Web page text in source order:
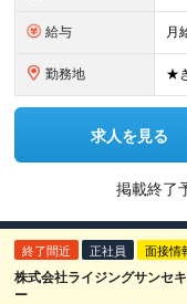
給与
勤務地
求人を見る
掲載終了
終了間近 正社員 面接情
株式会社ライジングサンセ
ー